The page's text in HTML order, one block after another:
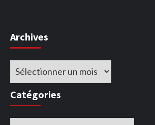
Archives
Archives
Catégories